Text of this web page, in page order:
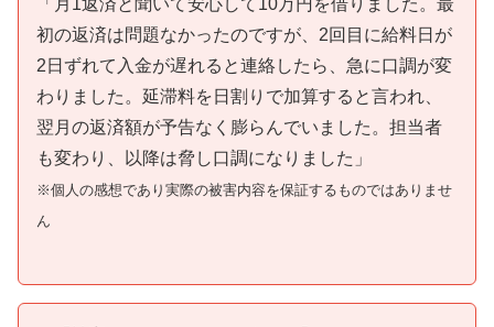
初の返済は問題なかったのですが、2回目に給料日が
2日ずれて入金が遅れると連絡したら、急に口調が変
わりました。延滞料を日割りで加算すると言われ、
翌月の返済額が予告なく膨らんでいました。担当者
も変わり、以降は脅し口調になりました」
※個人の感想であり実際の被害内容を保証するものではありませ
ん